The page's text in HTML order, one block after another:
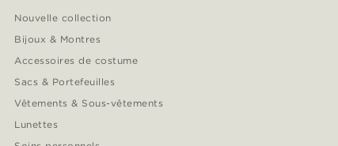
Nouvelle collection
Bijoux & Montres
Accessoires de costume
Sacs & Portefeuilles
Vêtements & Sous-vêtements
Lunettes